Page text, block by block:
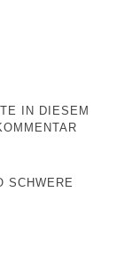
IN DIESEM
SCHWERE